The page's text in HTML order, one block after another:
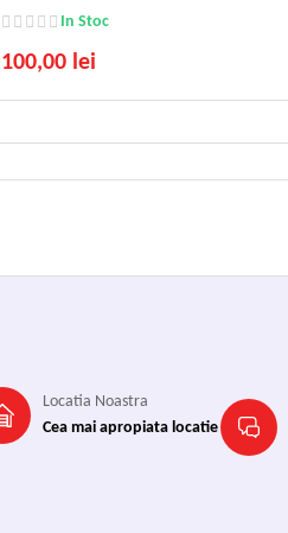
In Stoc
100,00 lei
Locatia Noastra
Cea mai apropiata locatie